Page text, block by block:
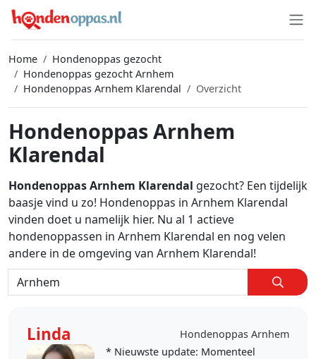
Home
Hondenoppas gezocht
Hondenoppas gezocht Arnhem
Hondenoppas Arnhem Klarendal
Overzicht
Hondenoppas Arnhem
Klarendal
Hondenoppas Arnhem Klarendal gezocht? Een tijdelijk
baasje vind u zo! Hondenoppas in Arnhem Klarendal
vinden doet u namelijk hier. Nu al 1 actieve
hondenoppassen in Arnhem Klarendal en nog velen
andere in de omgeving van Arnhem Klarendal!
Linda Hondenoppas Arnhem
* Nieuwste update: Momenteel